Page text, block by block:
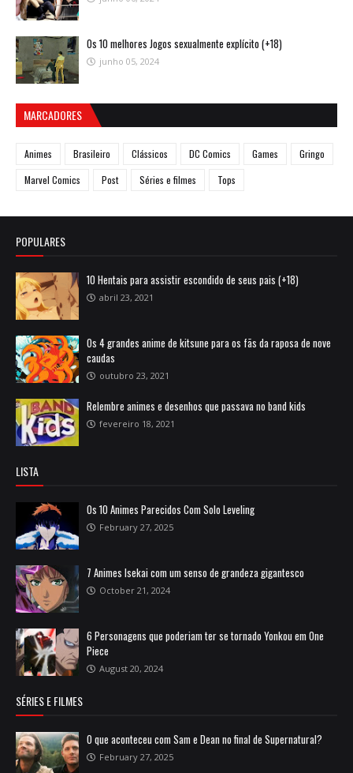
Os 10 melhores Jogos sexualmente explícito (+18)
junho 05, 2024
MARCADORES
Animes Brasileiro Clássicos DC Comics Games
Gringo
Marvel Comics
Post Séries e filmes Tops
POPULARES
10 Hentais para assistir escondido de seus pais (+18)
abril 23, 2021
Os 4 grandes anime de kitsune para os fãs da raposa de nove
caudas
outubro 23, 2021
Relembre animes e desenhos que passava no band kids
fevereiro 18, 2021
LISTA
Os 10 Animes Parecidos Com Solo Leveling
February 27, 2025
7 Animes Isekai com um senso de grandeza gigantesco
October 21, 2024
6 Personagens que poderiam ter se tornado Yonkou em One
Piece
August 20, 2024
SÉRIES E FILMES
O que aconteceu com Sam e Dean no final de Supernatural?
February 27, 2025